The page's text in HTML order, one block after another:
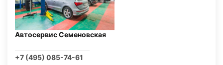
Автосервис Семеновская
+7 (495) 085-74-61